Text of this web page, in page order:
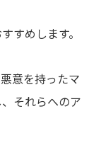
すめします。
意を持ったマ
それらへのア